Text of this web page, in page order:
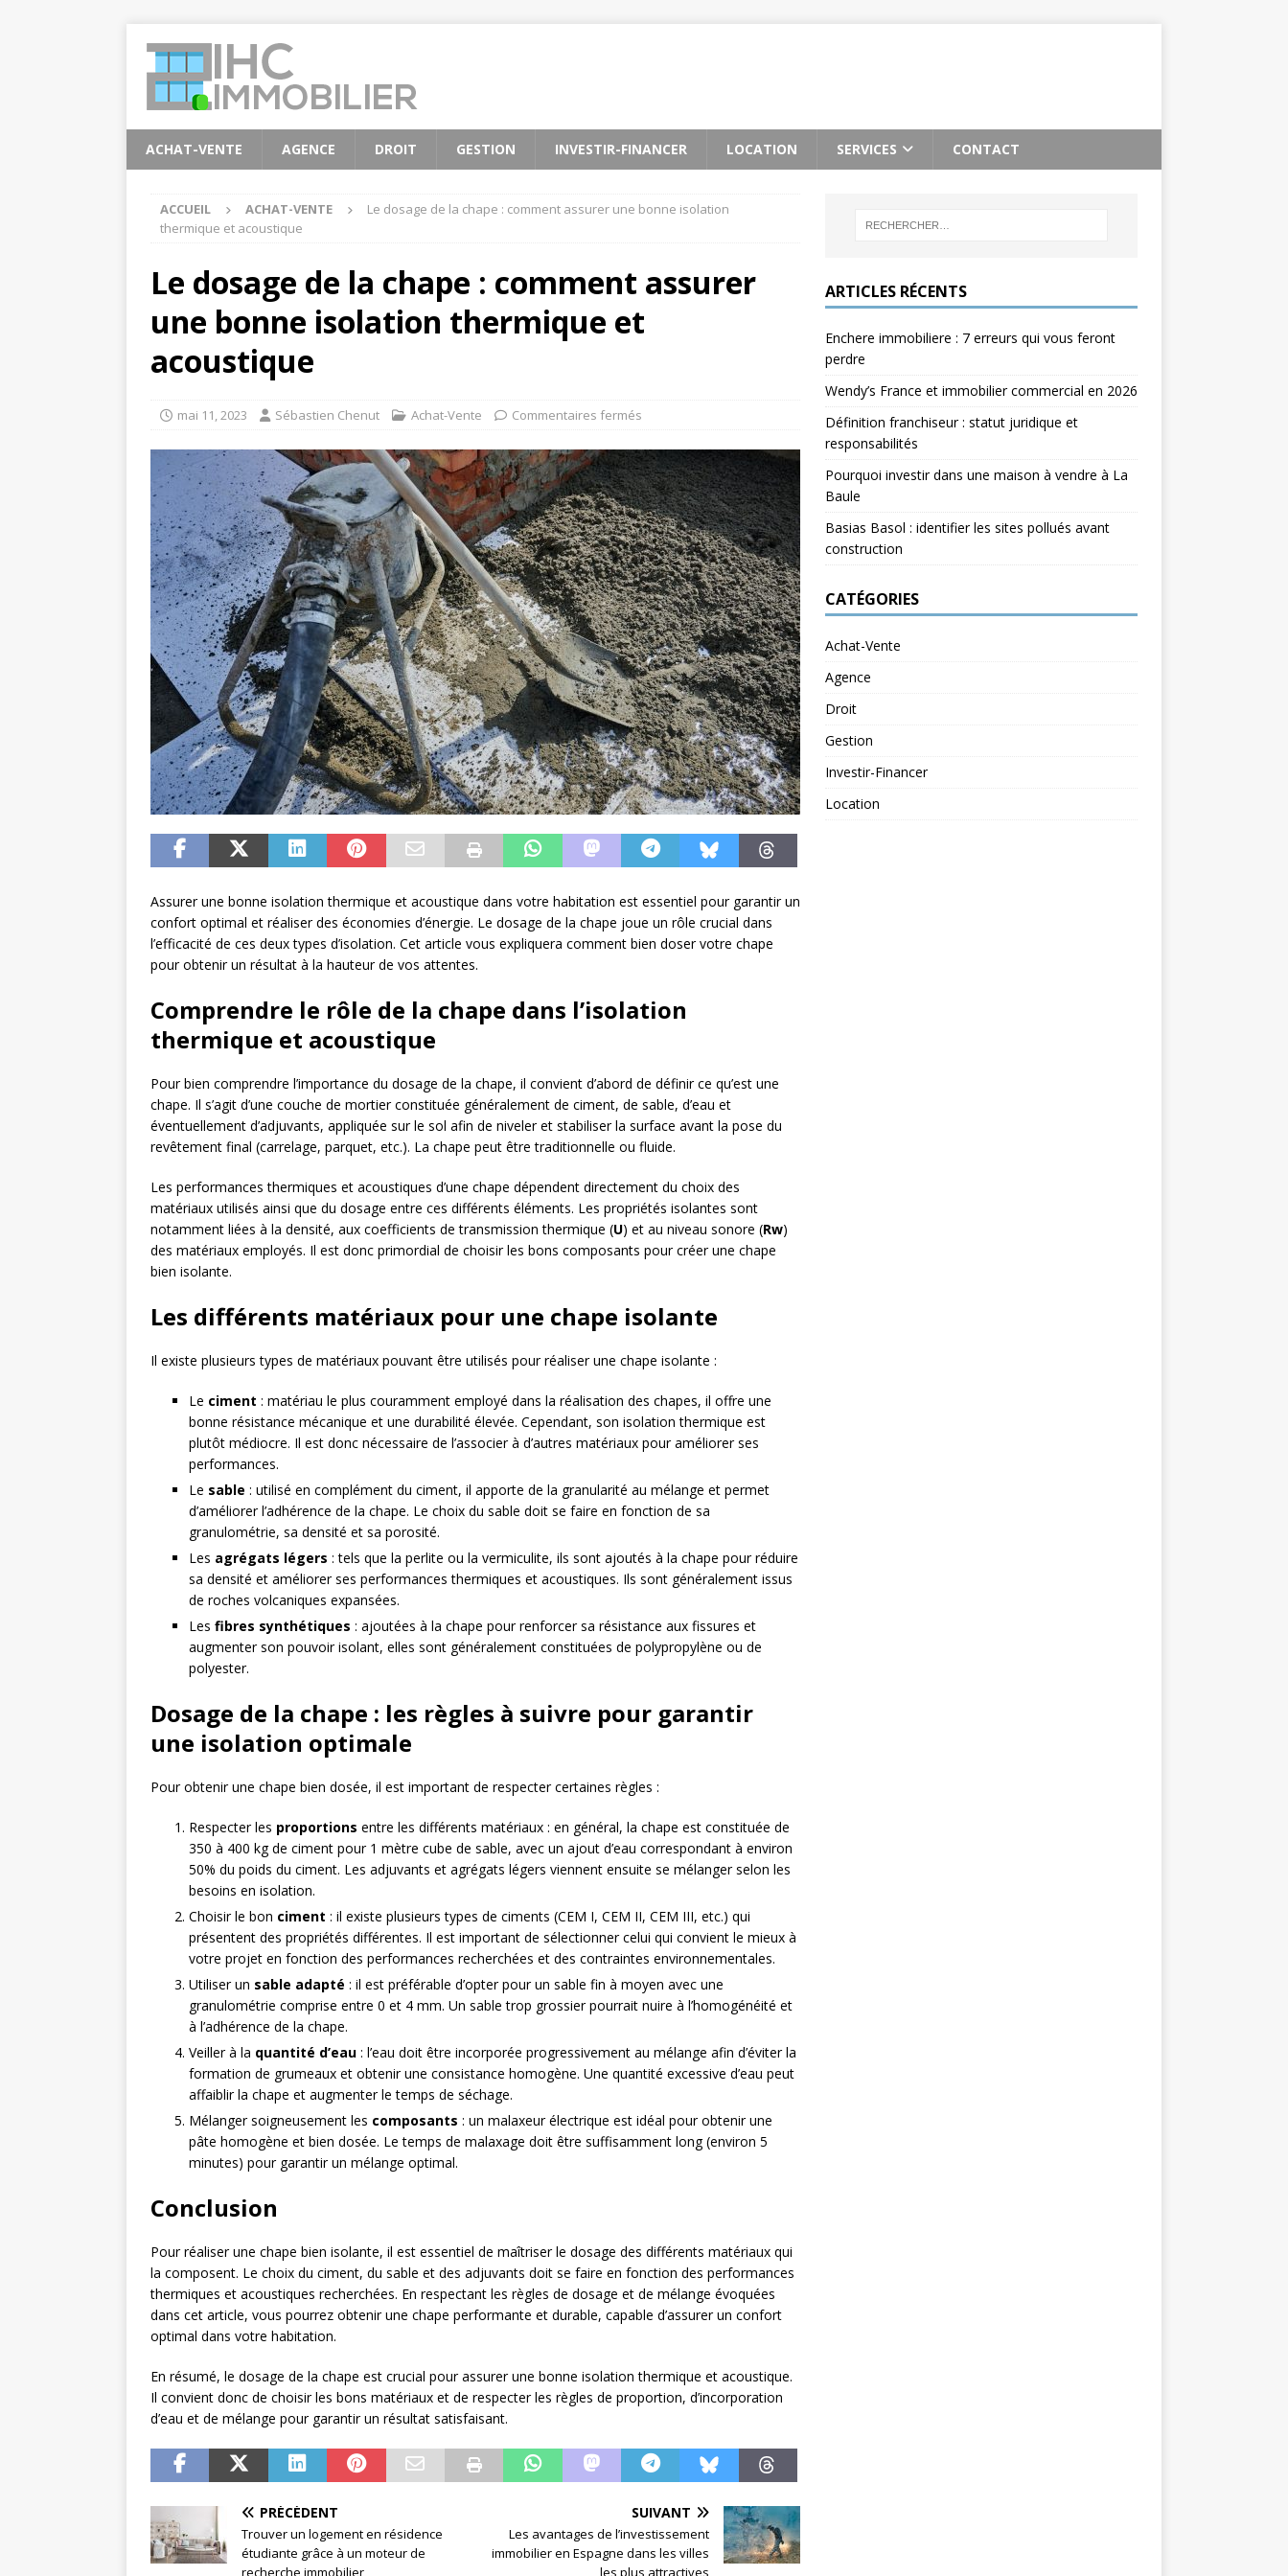
ACHAT-VENTE AGENCE DROIT GESTION INVESTIR-FINANCER LOCATION SERVICES CONTACT
ACCUEIL ACHAT-VENTE
Le dosage de la chape : comment assurer une bonne isolation
thermique et acoustique
Le dosage de la chape : comment assurer
une bonne isolation thermique et
acoustique
mai 11, 2023 Sébastien Chenut Achat-Vente Commentaires fermés
Assurer une bonne isolation thermique et acoustique dans votre habitation est essentiel pour garantir un
confort optimal et réaliser des économies d’énergie. Le dosage de la chape joue un rôle crucial dans
l’efficacité de ces deux types d’isolation. Cet article vous expliquera comment bien doser votre chape
pour obtenir un résultat à la hauteur de vos attentes.
Comprendre le rôle de la chape dans l’isolation
thermique et acoustique
Pour bien comprendre l’importance du dosage de la chape, il convient d’abord de définir ce qu’est une
chape. Il s’agit d’une couche de mortier constituée généralement de ciment, de sable, d’eau et
éventuellement d’adjuvants, appliquée sur le sol afin de niveler et stabiliser la surface avant la pose du
revêtement final (carrelage, parquet, etc.). La chape peut être traditionnelle ou fluide.
Les performances thermiques et acoustiques d’une chape dépendent directement du choix des
matériaux utilisés ainsi que du dosage entre ces différents éléments. Les propriétés isolantes sont
notamment liées à la densité, aux coefficients de transmission thermique (U) et au niveau sonore (Rw)
des matériaux employés. Il est donc primordial de choisir les bons composants pour créer une chape
bien isolante.
Les différents matériaux pour une chape isolante
Il existe plusieurs types de matériaux pouvant être utilisés pour réaliser une chape isolante :
Le ciment : matériau le plus couramment employé dans la réalisation des chapes, il offre une
bonne résistance mécanique et une durabilité élevée. Cependant, son isolation thermique est
plutôt médiocre. Il est donc nécessaire de l’associer à d’autres matériaux pour améliorer ses
performances.
Le sable : utilisé en complément du ciment, il apporte de la granularité au mélange et permet
d’améliorer l’adhérence de la chape. Le choix du sable doit se faire en fonction de sa
granulométrie, sa densité et sa porosité.
Les agrégats légers : tels que la perlite ou la vermiculite, ils sont ajoutés à la chape pour réduire
sa densité et améliorer ses performances thermiques et acoustiques. Ils sont généralement issus
de roches volcaniques expansées.
Les fibres synthétiques : ajoutées à la chape pour renforcer sa résistance aux fissures et
augmenter son pouvoir isolant, elles sont généralement constituées de polypropylène ou de
polyester.
Dosage de la chape : les règles à suivre pour garantir
une isolation optimale
Pour obtenir une chape bien dosée, il est important de respecter certaines règles :
Respecter les proportions entre les différents matériaux : en général, la chape est constituée de
350 à 400 kg de ciment pour 1 mètre cube de sable, avec un ajout d’eau correspondant à environ
50% du poids du ciment. Les adjuvants et agrégats légers viennent ensuite se mélanger selon les
besoins en isolation.
Choisir le bon ciment : il existe plusieurs types de ciments (CEM I, CEM II, CEM III, etc.) qui
présentent des propriétés différentes. Il est important de sélectionner celui qui convient le mieux à
votre projet en fonction des performances recherchées et des contraintes environnementales.
Utiliser un sable adapté : il est préférable d’opter pour un sable fin à moyen avec une
granulométrie comprise entre 0 et 4 mm. Un sable trop grossier pourrait nuire à l’homogénéité et
à l’adhérence de la chape.
Veiller à la quantité d’eau : l’eau doit être incorporée progressivement au mélange afin d’éviter la
formation de grumeaux et obtenir une consistance homogène. Une quantité excessive d’eau peut
affaiblir la chape et augmenter le temps de séchage.
Mélanger soigneusement les composants : un malaxeur électrique est idéal pour obtenir une
pâte homogène et bien dosée. Le temps de malaxage doit être suffisamment long (environ 5
minutes) pour garantir un mélange optimal.
Conclusion
Pour réaliser une chape bien isolante, il est essentiel de maîtriser le dosage des différents matériaux qui
la composent. Le choix du ciment, du sable et des adjuvants doit se faire en fonction des performances
thermiques et acoustiques recherchées. En respectant les règles de dosage et de mélange évoquées
dans cet article, vous pourrez obtenir une chape performante et durable, capable d’assurer un confort
optimal dans votre habitation.
En résumé, le dosage de la chape est crucial pour assurer une bonne isolation thermique et acoustique.
Il convient donc de choisir les bons matériaux et de respecter les règles de proportion, d’incorporation
d’eau et de mélange pour garantir un résultat satisfaisant.
PRÉCÉDENT
Trouver un logement en résidence
étudiante grâce à un moteur de
recherche immobilier
SUIVANT
Les avantages de l’investissement
immobilier en Espagne dans les villes
les plus attractives
ARTICLES RÉCENTS
Enchere immobiliere : 7 erreurs qui vous feront
perdre
Wendy’s France et immobilier commercial en 2026
Définition franchiseur : statut juridique et
responsabilités
Pourquoi investir dans une maison à vendre à La
Baule
Basias Basol : identifier les sites pollués avant
construction
CATÉGORIES
Achat-Vente
Agence
Droit
Gestion
Investir-Financer
Location